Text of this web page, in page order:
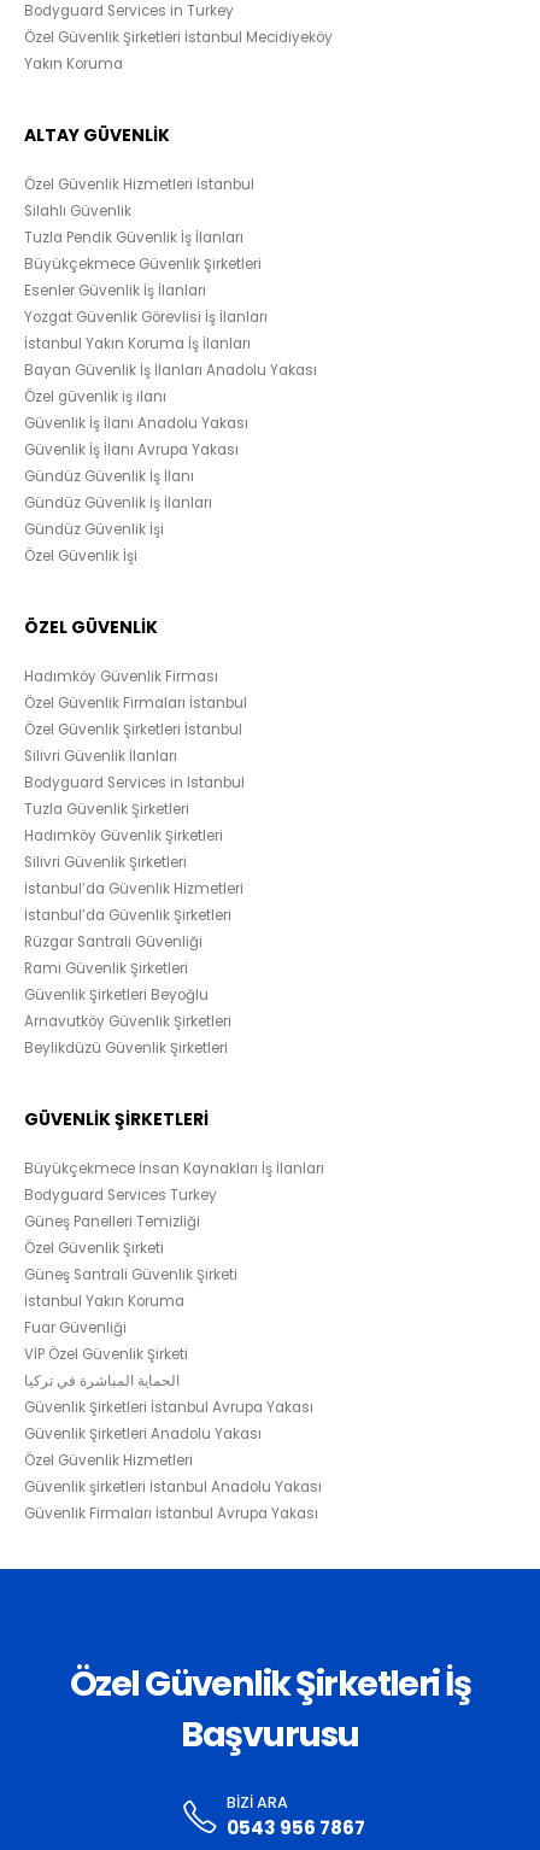
Bodyguard Services in Turkey
Özel Güvenlik Şirketleri İstanbul Mecidiyeköy
Yakın Koruma
ALTAY GÜVENLİK
Özel Güvenlik Hizmetleri İstanbul
Silahlı Güvenlik
Tuzla Pendik Güvenlik İş İlanları
Büyükçekmece Güvenlik Şirketleri
Esenler Güvenlik İş İlanları
Yozgat Güvenlik Görevlisi İş İlanları
İstanbul Yakın Koruma İş İlanları
Bayan Güvenlik İş İlanları Anadolu Yakası
Özel güvenlik iş ilanı
Güvenlik İş İlanı Anadolu Yakası
Güvenlik İş İlanı Avrupa Yakası
Gündüz Güvenlik İş İlanı
Gündüz Güvenlik İş İlanları
Gündüz Güvenlik İşi
Özel Güvenlik İşi
ÖZEL GÜVENLİK
Hadımköy Güvenlik Firması
Özel Güvenlik Firmaları İstanbul
Özel Güvenlik Şirketleri İstanbul
Silivri Güvenlik İlanları
Bodyguard Services in Istanbul
Tuzla Güvenlik Şirketleri
Hadımköy Güvenlik Şirketleri
Silivri Güvenlik Şirketleri
İstanbul’da Güvenlik Hizmetleri
İstanbul’da Güvenlik Şirketleri
Rüzgar Santrali Güvenliği
Rami Güvenlik Şirketleri
Güvenlik Şirketleri Beyoğlu
Arnavutköy Güvenlik Şirketleri
Beylikdüzü Güvenlik Şirketleri
GÜVENLİK ŞİRKETLERİ
Büyükçekmece İnsan Kaynakları İş İlanları
Bodyguard Services Turkey
Güneş Panelleri Temizliği
Özel Güvenlik Şirketi
Güneş Santrali Güvenlik Şirketi
İstanbul Yakın Koruma
Fuar Güvenliği
VİP Özel Güvenlik Şirketi
الحماية المباشرة في تركيا
Güvenlik Şirketleri İstanbul Avrupa Yakası
Güvenlik Şirketleri Anadolu Yakası
Özel Güvenlik Hizmetleri
Güvenlik şirketleri İstanbul Anadolu Yakası
Güvenlik Firmaları İstanbul Avrupa Yakası
Özel Güvenlik Şirketleri İş
Başvurusu
BIZI ARA
0543 956 7867